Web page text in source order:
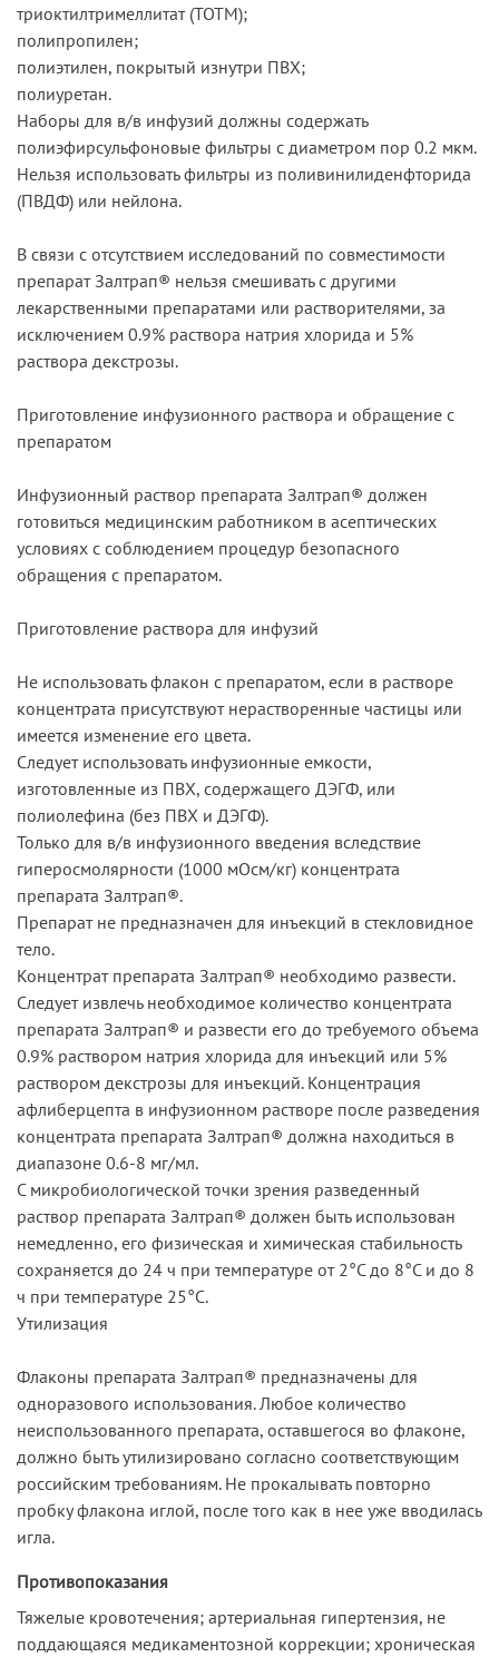
триоктилтримеллитат (ТОТМ);
полипропилен;
полиэтилен, покрытый изнутри ПВХ;
полиуретан.
Наборы для в/в инфузий должны содержать
полиэфирсульфоновые фильтры с диаметром пор 0.2 мкм.
Нельзя использовать фильтры из поливинилиденфторида
(ПВДФ) или нейлона.
В связи с отсутствием исследований по совместимости
препарат Залтрап® нельзя смешивать с другими
лекарственными препаратами или растворителями, за
исключением 0.9% раствора натрия хлорида и 5%
раствора декстрозы.
Приготовление инфузионного раствора и обращение с
препаратом
Инфузионный раствор препарата Залтрап® должен
готовиться медицинским работником в асептических
условиях с соблюдением процедур безопасного
обращения с препаратом.
Приготовление раствора для инфузий
Не использовать флакон с препаратом, если в растворе
концентрата присутствуют нерастворенные частицы или
имеется изменение его цвета.
Следует использовать инфузионные емкости,
изготовленные из ПВХ, содержащего ДЭГФ, или
полиолефина (без ПВХ и ДЭГФ).
Только для в/в инфузионного введения вследствие
гиперосмолярности (1000 мОсм/кг) концентрата
препарата Залтрап®.
Препарат не предназначен для инъекций в стекловидное
тело.
Концентрат препарата Залтрап® необходимо развести.
Следует извлечь необходимое количество концентрата
препарата Залтрап® и развести его до требуемого объема
0.9% раствором натрия хлорида для инъекций или 5%
раствором декстрозы для инъекций. Концентрация
афлиберцепта в инфузионном растворе после разведения
концентрата препарата Залтрап® должна находиться в
диапазоне 0.6-8 мг/мл.
С микробиологической точки зрения разведенный
раствор препарата Залтрап® должен быть использован
немедленно, его физическая и химическая стабильность
сохраняется до 24 ч при температуре от 2°С до 8°С и до 8
ч при температуре 25°С.
Утилизация
Флаконы препарата Залтрап® предназначены для
одноразового использования. Любое количество
неиспользованного препарата, оставшегося во флаконе,
должно быть утилизировано согласно соответствующим
российским требованиям. Не прокалывать повторно
пробку флакона иглой, после того как в нее уже вводилась
игла.
Противопоказания
Тяжелые кровотечения; артериальная гипертензия, не
поддающаяся медикаментозной коррекции; хроническая